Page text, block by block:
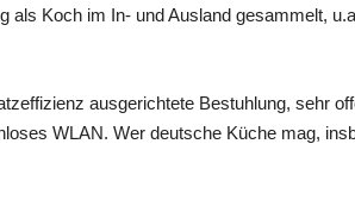
als Koch im In- und Ausland gesammelt,
ausgerichtete Bestuhlung, sehr
WLAN. Wer deutsche Küche mag,